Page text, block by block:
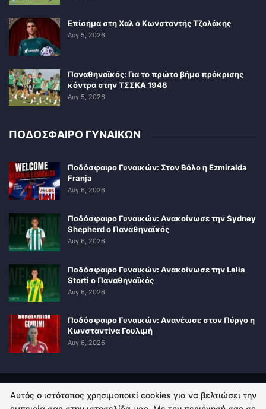
Επίσημα στη Χαλ ο Κωνσταντής Τζολάκης
Αυγ 5, 2026
Παναθηναϊκός: Για το πρώτο βήμα πρόκρισης
κόντρα στην ΤΣΣΚΑ 1948
Αυγ 5, 2026
ΠΟΔΟΣΦΑΙΡΟ ΓΥΝΑΙΚΩΝ
Ποδόσφαιρο Γυναικών: Στον Βόλο η Ezmiralda
Franja
Αυγ 6, 2026
Ποδόσφαιρο Γυναικών: Ανακοίνωσε την Sydney
Shepherd ο Παναθηναϊκός
Αυγ 6, 2026
Ποδόσφαιρο Γυναικών: Ανακοίνωσε την Lalia
Storti ο Παναθηναϊκός
Αυγ 6, 2026
Ποδόσφαιρο Γυναικών: Ανανέωσε στον Πύργο η
Κωνσταντίνα Γουλιμή
Αυγ 6, 2026
ΠΟΛΙΤΙΚΗ ΑΠΟΡΡΗΤΟΥ ΕΠΙΚΟΙΝΩΝΙΑ
Αυτός ο ιστότοπος χρησιμοποιεί cookies για να βελτιώσει την